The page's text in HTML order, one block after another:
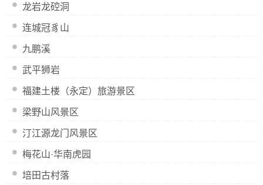
龙岩龙硿洞
连城冠豸山
九鹏溪
武平狮岩
福建土楼（永定）旅游景区
梁野山风景区
汀江源龙门风景区
梅花山·华南虎园
培田古村落